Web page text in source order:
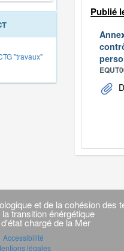
"travaux"
Publié
et de la cohésion des
transition énérgétique
chargé de la Mer
Accessibilité
légales